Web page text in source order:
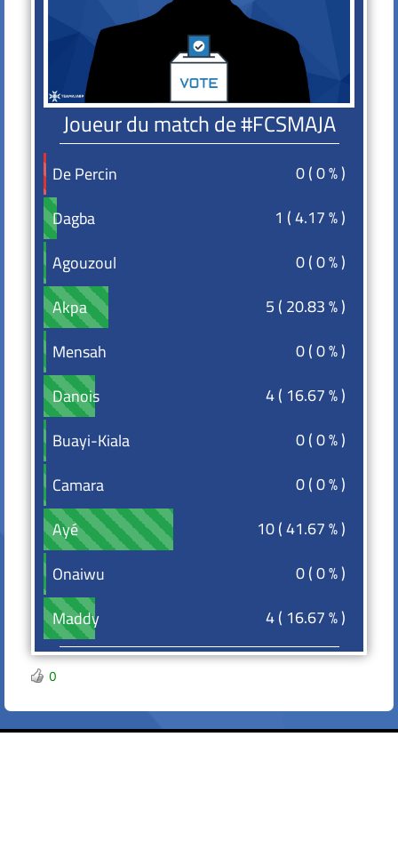
Joueur du match de #FCSMAJA
De Percin
De Percin
0 ( 0 % )
Dagba
Dagba
1 ( 4.17 % )
Agouzoul
Agouzoul
0 ( 0 % )
Akpa
Akpa
5 ( 20.83 % )
Mensah
Mensah
0 ( 0 % )
Danois
Danois
4 ( 16.67 % )
Buayi-Kiala
Buayi-Kiala
0 ( 0 % )
Camara
Camara
0 ( 0 % )
Ayé
Ayé
10 ( 41.67 % )
Onaiwu
Onaiwu
0 ( 0 % )
Maddy
Maddy 4 ( 16.67 % )
0